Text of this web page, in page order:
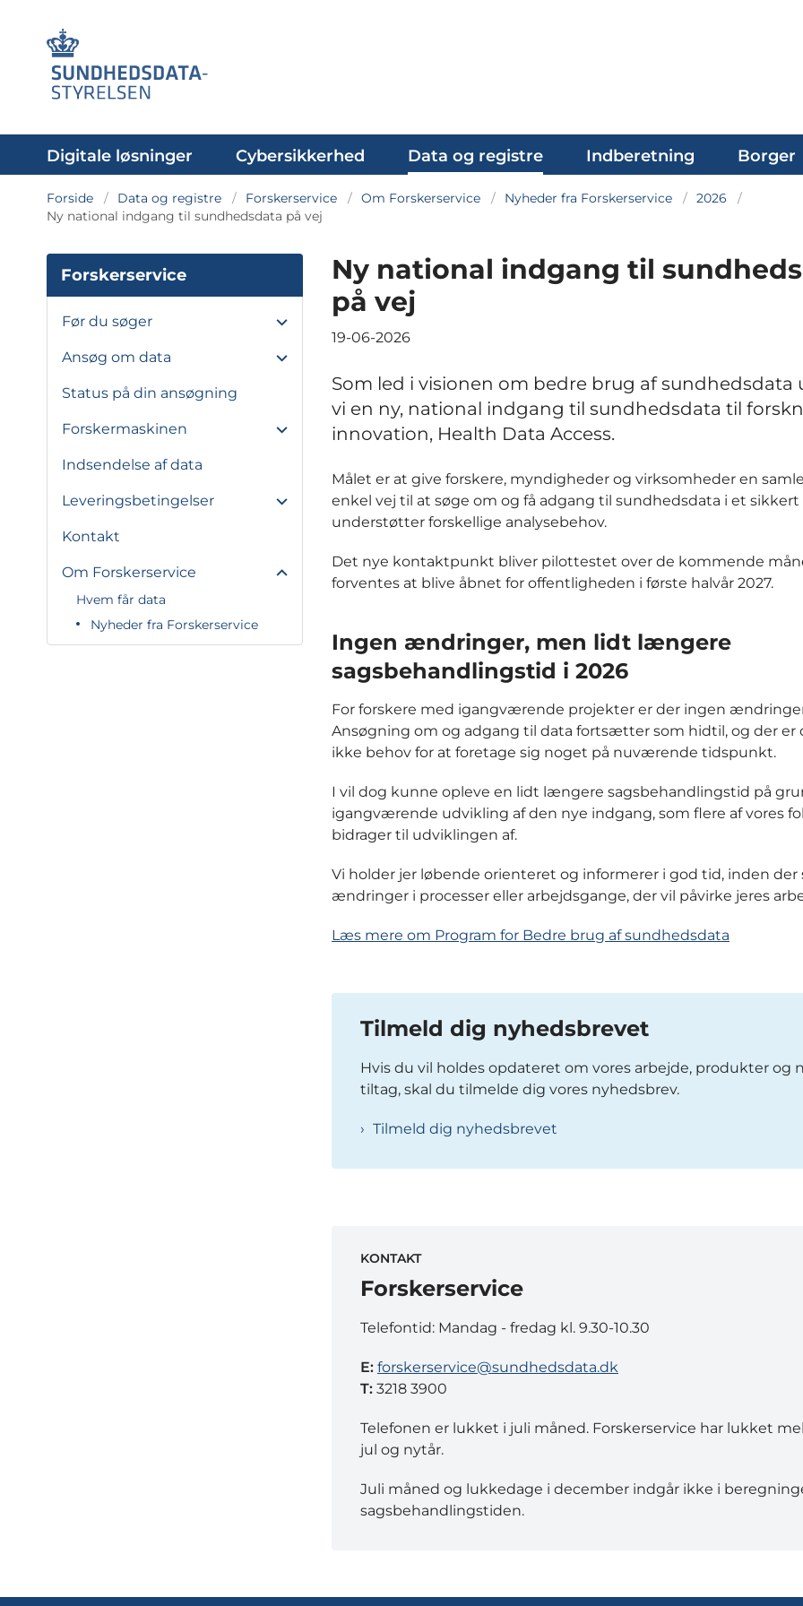
Digitale løsninger Cybersikkerhed Data og registre Indberetning Borger
Forside Data og registre Forskerservice Om Forskerservice Nyheder fra Forskerservice
2026
Ny national indgang til sundhedsdata på vej
Forskerservice
Før du søger
Ansøg om data
Status på din ansøgning
Forskermaskinen
Indsendelse af data
Leveringsbetingelser
Kontakt
Om Forskerservice
Hvem får data
Nyheder fra Forskerservice
Ny national indgang til
på vej
19-06-2026
Som led i visionen om bedre brug af sundhedsdata
vi en ny, national indgang til sundhedsdata til
innovation, Health Data Access.
Målet er at give forskere, myndigheder og virksomheder en
enkel vej til at søge om og få adgang til sundhedsdata i et sikkert
understøtter forskellige analysebehov.
Det nye kontaktpunkt bliver pilottestet over de kommende
forventes at blive åbnet for offentligheden i første halvår 2027.
Ingen ændringer, men lidt længere
sagsbehandlingstid i 2026
For forskere med igangværende projekter er der ingen
Ansøgning om og adgang til data fortsætter som hidtil, og der er
ikke behov for at foretage sig noget på nuværende tidspunkt.
I vil dog kunne opleve en lidt længere sagsbehandlingstid på
igangværende udvikling af den nye indgang, som flere af vores
bidrager til udviklingen af.
Vi holder jer løbende orienteret og informerer i god tid, inden der
ændringer i processer eller arbejdsgange, der vil påvirke jeres
Læs mere om Program for Bedre brug af sundhedsdata
Tilmeld dig nyhedsbrevet
Hvis du vil holdes opdateret om vores arbejde, produkter og
tiltag, skal du tilmelde dig vores nyhedsbrev.
Tilmeld dig nyhedsbrevet
KONTAKT
Forskerservice
Telefontid: Mandag - fredag kl. 9.30-10.30
E: forskerservice@sundhedsdata.dk
T: 3218 3900
Telefonen er lukket i juli måned. Forskerservice har lukket
jul og nytår.
Juli måned og lukkedage i december indgår ikke i
sagsbehandlingstiden.